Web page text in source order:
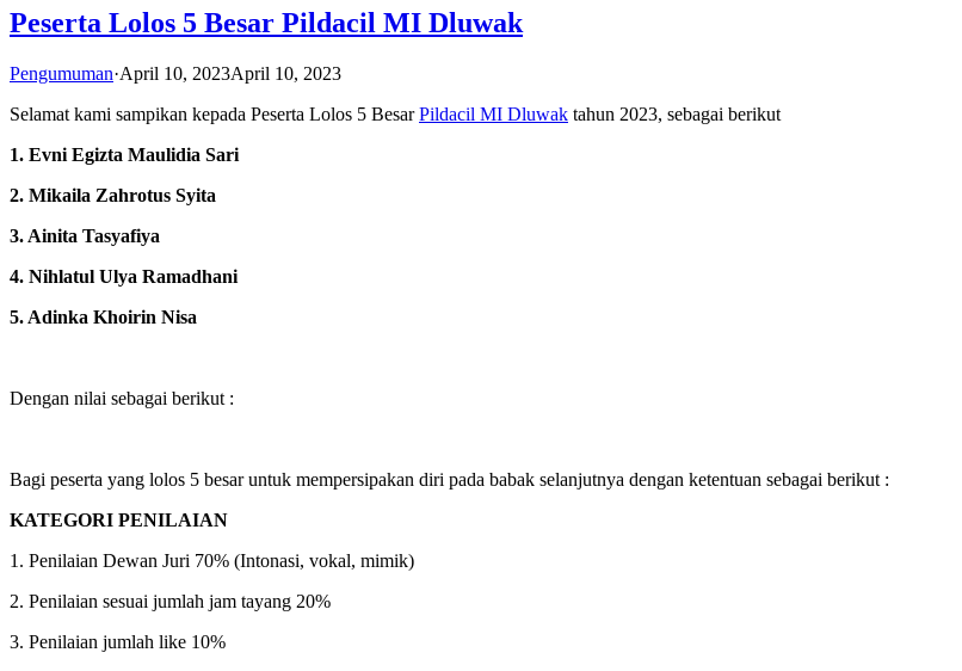
Peserta Lolos 5 Besar Pildacil MI Dluwak
Pengumuman·April 10, 2023April 10, 2023
Selamat kami sampikan kepada Peserta Lolos 5 BesarPildacil MI Dluwak tahun 2023, sebagai berikut
1. Evni Egizta Maulidia Sari
2. Mikaila Zahrotus Syita
3. Ainita Tasyafiya
4. Nihlatul Ulya Ramadhani
5. Adinka Khoirin Nisa
Dengan nilai sebagai berikut :
Bagi peserta yang lolos 5 besar untuk mempersipakan diri pada babak selanjutnya dengan ketentuan sebagai berikut :
KATEGORI PENILAIAN
1. Penilaian Dewan Juri 70% (Intonasi, vokal, mimik)
2. Penilaian sesuai jumlah jam tayang 20%
3. Penilaian jumlah like 10%